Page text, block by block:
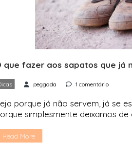
que fazer aos sapatos que já
peggada 1 comentário
porque já não servem, já se
simplesmente deixamos de
vida, o que fazer com eles? A
Read More